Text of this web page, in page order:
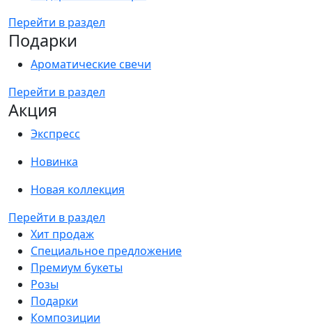
Перейти в раздел
Подарки
Ароматические свечи
Перейти в раздел
Акция
Экспресс
Новинка
Новая коллекция
Перейти в раздел
Хит продаж
Специальное предложение
Премиум букеты
Розы
Подарки
Композиции